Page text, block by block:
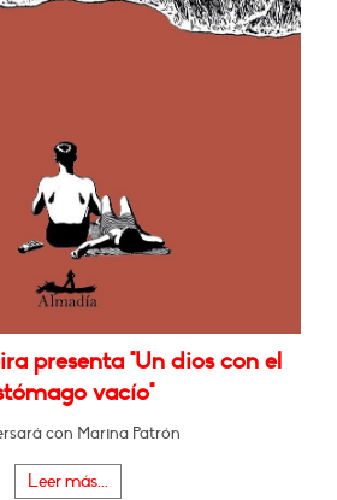
presenta "Un dios con el
vacío"
con Marina Patrón
Leer más...